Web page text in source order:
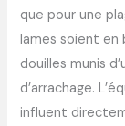
que pour une
lames soient
douilles munis
d’arrachage.
influent